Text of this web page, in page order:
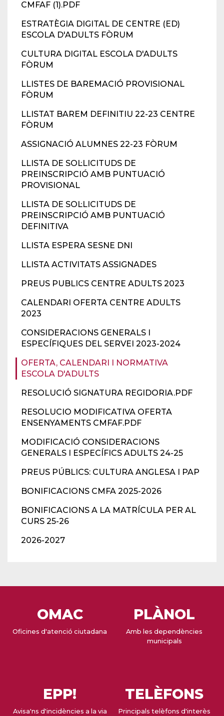
CMFAF (1).PDF
ESTRATÈGIA DIGITAL DE CENTRE (ED)
ESCOLA D'ADULTS FÒRUM
CULTURA DIGITAL ESCOLA D'ADULTS
FÒRUM
LLISTES DE BAREMACIÓ PROVISIONAL
FÒRUM
LLISTAT BAREM DEFINITIU 22-23 CENTRE
FÒRUM
ASSIGNACIÓ ALUMNES 22-23 FÒRUM
LLISTA DE SOL·LICITUDS DE
PREINSCRIPCIÓ AMB PUNTUACIÓ
PROVISIONAL
LLISTA DE SOL·LICITUDS DE
PREINSCRIPCIÓ AMB PUNTUACIÓ
DEFINITIVA
LLISTA ESPERA SESNE DNI
LLISTA ACTIVITATS ASSIGNADES
PREUS PUBLICS CENTRE ADULTS 2023
CALENDARI OFERTA CENTRE ADULTS
2023
CONSIDERACIONS GENERALS I
ESPECÍFIQUES DEL SERVEI 2023-2024
OFERTA, CALENDARI I NORMATIVA
ESCOLA D'ADULTS
RESOLUCIÓ SIGNATURA REGIDORIA.PDF
RESOLUCIO MODIFICATIVA OFERTA
ENSENYAMENTS CMFAF.PDF
MODIFICACIÓ CONSIDERACIONS
GENERALS I ESPECÍFICS ADULTS 24-25
PREUS PÚBLICS: CULTURA ANGLESA I PAP
BONIFICACIONS CMFA 2025-2026
BONIFICACIONS A LA MATRÍCULA PER AL
CURS 25-26
2026-2027
OMAC
Oficines d'atenció ciutadana
PLÀNOL
Amb les dependències
municipals
EPP!
Avisa'ns d'incidències a la via
TELÈFONS
Principals telèfons d'interès